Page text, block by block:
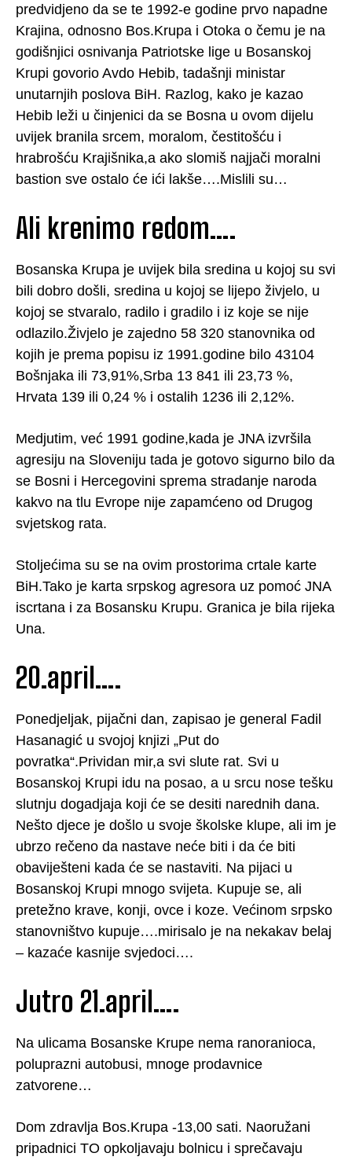
predvidjeno da se te 1992-e godine prvo napadne
Krajina, odnosno Bos.Krupa i Otoka o čemu je na
godišnjici osnivanja Patriotske lige u Bosanskoj
Krupi govorio Avdo Hebib, tadašnji ministar
unutarnjih poslova BiH. Razlog, kako je kazao
Hebib leži u činjenici da se Bosna u ovom dijelu
uvijek branila srcem, moralom, čestitošću i
hrabrošću Krajišnika,a ako slomiš najjači moralni
bastion sve ostalo će ići lakše….Mislili su…
Ali krenimo redom….
Bosanska Krupa je uvijek bila sredina u kojoj su svi
bili dobro došli, sredina u kojoj se lijepo živjelo, u
kojoj se stvaralo, radilo i gradilo i iz koje se nije
odlazilo.Živjelo je zajedno 58 320 stanovnika od
kojih je prema popisu iz 1991.godine bilo 43104
Bošnjaka ili 73,91%,Srba 13 841 ili 23,73 %,
Hrvata 139 ili 0,24 % i ostalih 1236 ili 2,12%.
Medjutim, već 1991 godine,kada je JNA izvršila
agresiju na Sloveniju tada je gotovo sigurno bilo da
se Bosni i Hercegovini sprema stradanje naroda
kakvo na tlu Evrope nije zapamćeno od Drugog
svjetskog rata.
Stoljećima su se na ovim prostorima crtale karte
BiH.Tako je karta srpskog agresora uz pomoć JNA
iscrtana i za Bosansku Krupu. Granica je bila rijeka
Una.
20.april….
Ponedjeljak, pijačni dan, zapisao je general Fadil
Hasanagić u svojoj knjizi „Put do
povratka“.Prividan mir,a svi slute rat. Svi u
Bosanskoj Krupi idu na posao, a u srcu nose tešku
slutnju dogadjaja koji će se desiti narednih dana.
Nešto djece je došlo u svoje školske klupe, ali im je
ubrzo rečeno da nastave neće biti i da će biti
obaviješteni kada će se nastaviti. Na pijaci u
Bosanskoj Krupi mnogo svijeta. Kupuje se, ali
pretežno krave, konji, ovce i koze. Većinom srpsko
stanovništvo kupuje….mirisalo je na nekakav belaj
– kazaće kasnije svjedoci….
Jutro 21.april….
Na ulicama Bosanske Krupe nema ranoranioca,
poluprazni autobusi, mnoge prodavnice
zatvorene…
Dom zdravlja Bos.Krupa -13,00 sati. Naoružani
pripadnici TO opkoljavaju bolnicu i sprečavaju